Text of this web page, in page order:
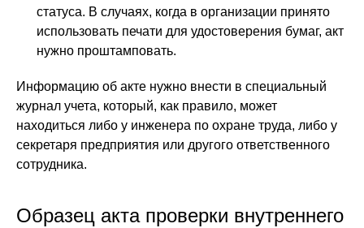
статуса. В случаях, когда в организации принято
использовать печати для удостоверения бумаг, акт
нужно проштамповать.
Информацию об акте нужно внести в специальный
журнал учета, который, как правило, может
находиться либо у инженера по охране труда, либо у
секретаря предприятия или другого ответственного
сотрудника.
Образец акта проверки внутреннего